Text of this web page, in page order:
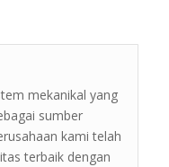
mekanikal yang
sumber
kami telah
terbaik dengan